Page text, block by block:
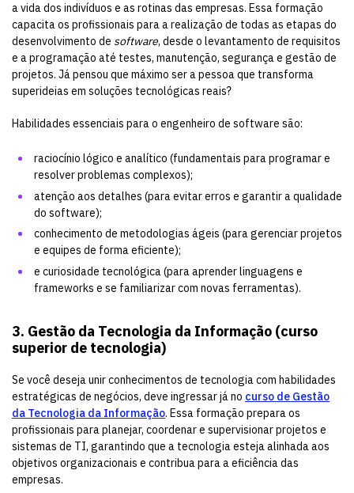
a vida dos indivíduos e as rotinas das empresas. Essa formação
capacita os profissionais para a realização de todas as etapas do
desenvolvimento de software, desde o levantamento de requisitos
e a programação até testes, manutenção, segurança e gestão de
projetos. Já pensou que máximo ser a pessoa que transforma
superideias em soluções tecnológicas reais?
Habilidades essenciais para o engenheiro de software são:
raciocínio lógico e analítico (fundamentais para programar e
resolver problemas complexos);
atenção aos detalhes (para evitar erros e garantir a qualidade
do software);
conhecimento de metodologias ágeis (para gerenciar projetos
e equipes de forma eficiente);
e curiosidade tecnológica (para aprender linguagens e
frameworks e se familiarizar com novas ferramentas).
3. Gestão da Tecnologia da Informação (curso
superior de tecnologia)
Se você deseja unir conhecimentos de tecnologia com habilidades
estratégicas de negócios, deve ingressar já no curso de Gestão
da Tecnologia da Informação. Essa formação prepara os
profissionais para planejar, coordenar e supervisionar projetos e
sistemas de TI, garantindo que a tecnologia esteja alinhada aos
objetivos organizacionais e contribua para a eficiência das
empresas.